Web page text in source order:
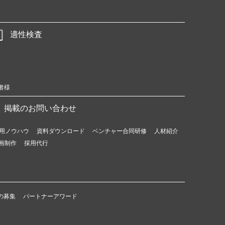
適性検査
様
掲載のお問い合わせ
ノウハウ 資料ダウンロード ベンチャー合同研修
人材紹介
制作
採用代行
募集 パートナーアワード